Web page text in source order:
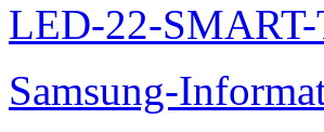
LED-22-
Samsung-